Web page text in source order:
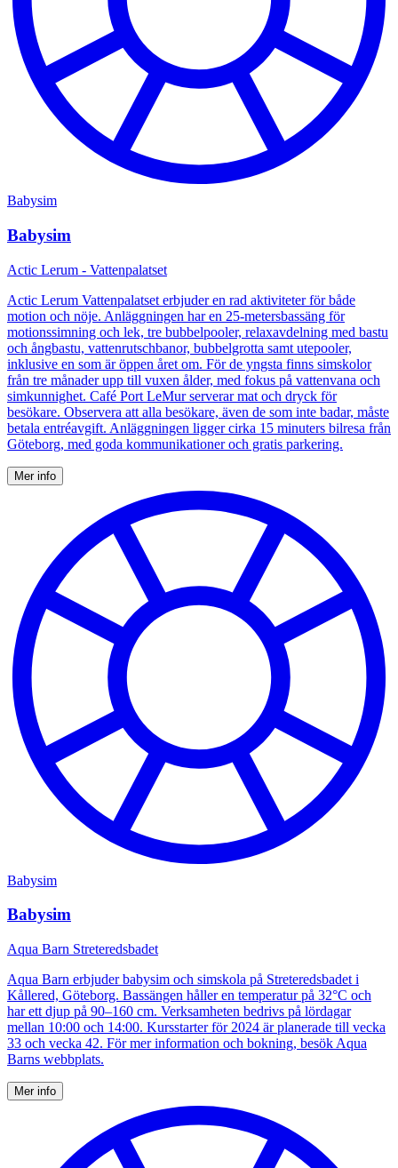
Babysim
Babysim
Actic Lerum - Vattenpalatset
Actic Lerum Vattenpalatset erbjuder en rad aktiviteter för både
motion och nöje. Anläggningen har en 25-metersbassäng för
motionssimning och lek, tre bubbelpooler, relaxavdelning med bastu
och ångbastu, vattenrutschbanor, bubbelgrotta samt utepooler,
inklusive en som är öppen året om. För de yngsta finns simskolor
från tre månader upp till vuxen ålder, med fokus på vattenvana och
simkunnighet. Café Port LeMur serverar mat och dryck för
besökare. Observera att alla besökare, även de som inte badar, måste
betala entréavgift. Anläggningen ligger cirka 15 minuters bilresa från
Göteborg, med goda kommunikationer och gratis parkering.
Mer info
Babysim
Babysim
Aqua Barn Streteredsbadet
Aqua Barn erbjuder babysim och simskola på Streteredsbadet i
Kållered, Göteborg. Bassängen håller en temperatur på 32°C och
har ett djup på 90–160 cm. Verksamheten bedrivs på lördagar
mellan 10:00 och 14:00. Kursstarter för 2024 är planerade till vecka
33 och vecka 42. För mer information och bokning, besök Aqua
Barns webbplats.
Mer info